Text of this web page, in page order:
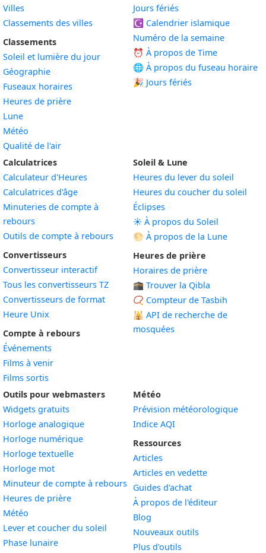
Villes
Classements des villes
Classements
Soleil et lumière du jour
Géographie
Fuseaux horaires
Heures de prière
Lune
Météo
Qualité de l'air
Jours fériés
☪️ Calendrier islamique
Numéro de la semaine
⏰ À propos de Time
🌐 À propos du fuseau horaire
🎉 Jours fériés
Calculatrices
Calculateur d'Heures
Calculatrices d'âge
Minuteries de compte à
rebours
Outils de compte à rebours
Convertisseurs
Convertisseur interactif
Tous les convertisseurs TZ
Convertisseurs de format
Heure Unix
Compte à rebours
Événements
Films à venir
Films sortis
Soleil & Lune
Heures du lever du soleil
Heures du coucher du soleil
Éclipses
☀️ À propos du Soleil
🌕 À propos de la Lune
Heures de prière
Horaires de prière
🕋 Trouver la Qibla
📿 Compteur de Tasbih
🕌 API de recherche de
mosquées
Outils pour webmasters
Widgets gratuits
Horloge analogiqueWidget
Horloge numériqueWidget
Horloge textuelleWidget
Horloge motWidget
Minuteur de compte à rebours Widget
Heures de prièreWidget
Météo
Lever et coucher du soleil
Phase lunaireWidget
Météo
Prévision météorologique
Indice AQI
Ressources
Articles
Articles en vedette
Guides d'achat
À propos de l'éditeur
Blog
Nouveaux outils
Plus d'outils